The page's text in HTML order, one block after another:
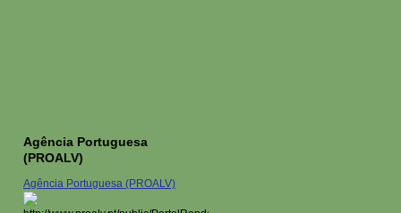
Agência Portuguesa
(PROALV)
Agência Portuguesa (PROALV)